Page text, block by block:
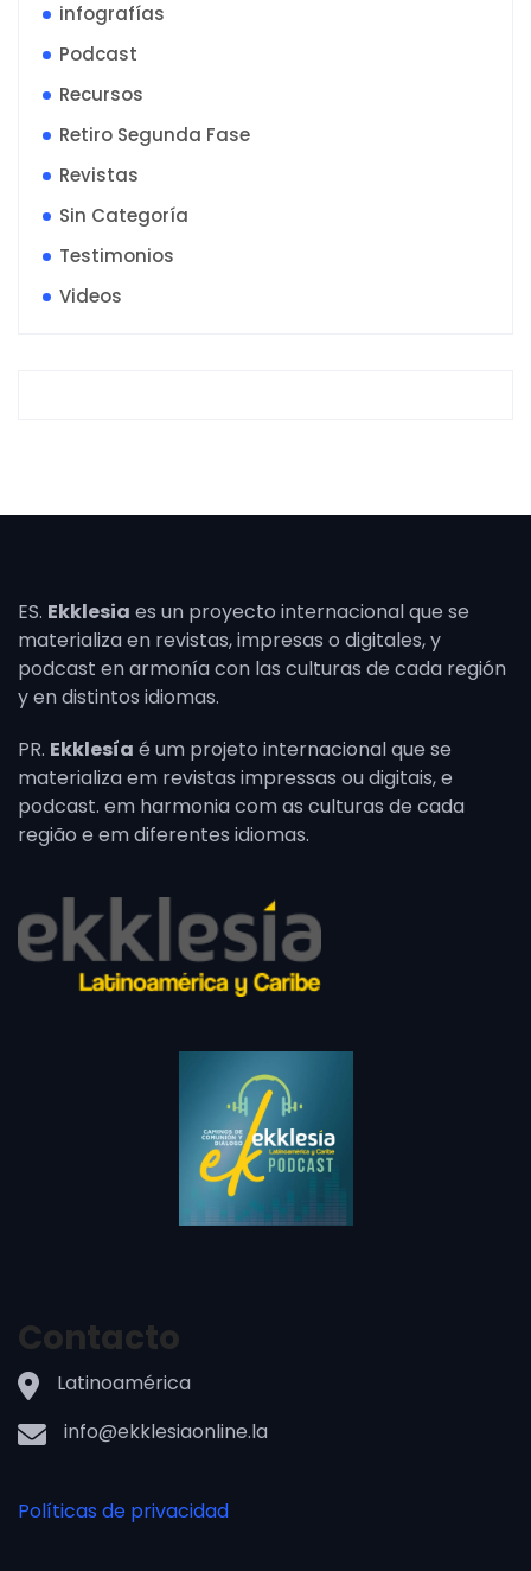
infografías
Podcast
Recursos
Retiro Segunda Fase
Revistas
Sin Categoría
Testimonios
Videos
ES. Ekklesia es un proyecto internacional que se
materializa en revistas, impresas o digitales, y
podcast en armonía con las culturas de cada región
y en distintos idiomas.
PR. Ekklesía é um projeto internacional que se
materializa em revistas impressas ou digitais, e
podcast. em harmonia com as culturas de cada
região e em diferentes idiomas.
Contacto
Latinoamérica
info@ekklesiaonline.la
Políticas de privacidad